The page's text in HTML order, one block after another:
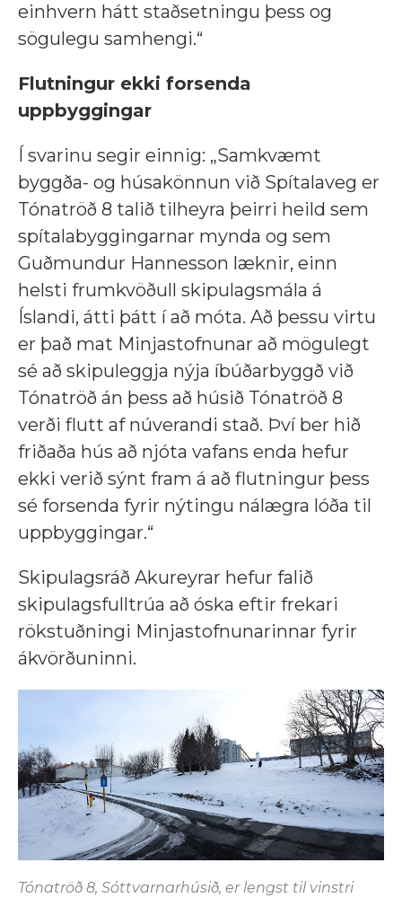
einhvern hátt staðsetningu þess og
sögulegu samhengi.“
Flutningur ekki forsenda
uppbyggingar
Í svarinu segir einnig: „Samkvæmt
byggða- og húsakönnun við Spítalaveg er
Tónatröð 8 talið tilheyra þeirri heild sem
spítalabyggingarnar mynda og sem
Guðmundur Hannesson læknir, einn
helsti frumkvöðull skipulagsmála á
Íslandi, átti þátt í að móta. Að þessu virtu
er það mat Minjastofnunar að mögulegt
sé að skipuleggja nýja íbúðarbyggð við
Tónatröð án þess að húsið Tónatröð 8
verði flutt af núverandi stað. Því ber hið
friðaða hús að njóta vafans enda hefur
ekki verið sýnt fram á að flutningur þess
sé forsenda fyrir nýtingu nálægra lóða til
uppbyggingar.“
Skipulagsráð Akureyrar hefur falið
skipulagsfulltrúa að óska eftir frekari
rökstuðningi Minjastofnunarinnar fyrir
ákvörðuninni.
Tónatröð 8, Sóttvarnarhúsið, er lengst til vinstri